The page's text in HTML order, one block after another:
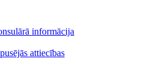
informācija
attiecības